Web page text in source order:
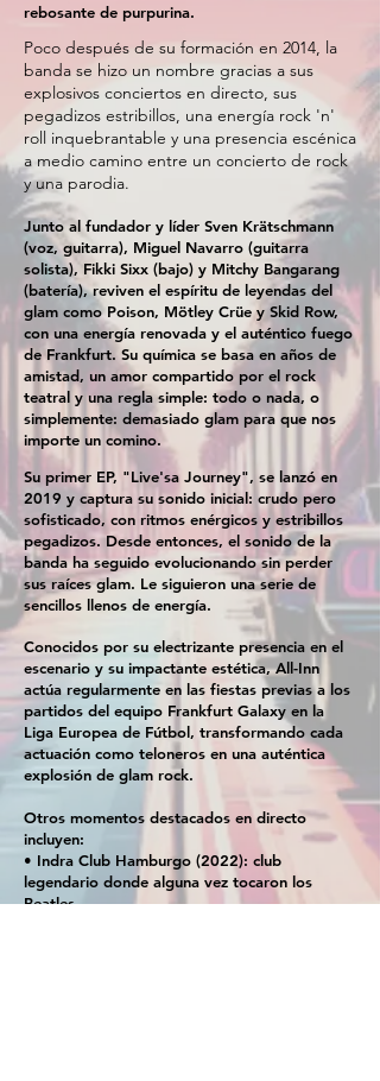
rebosante de purpurina.
Poco después de su formación en 2014, la
banda se hizo un nombre gracias a sus
explosivos conciertos en directo, sus
pegadizos estribillos, una energía rock 'n'
roll inquebrantable y una presencia escénica
a medio camino entre un concierto de rock
y una parodia.
Junto al fundador y líder Sven Krätschmann
(voz, guitarra), Miguel Navarro (guitarra
solista), Fikki Sixx (bajo) y Mitchy Bangarang
(batería), reviven el espíritu de leyendas del
glam como Poison, Mötley Crüe y Skid Row,
con una energía renovada y el auténtico fuego
de Frankfurt. Su química se basa en años de
amistad, un amor compartido por el rock
teatral y una regla simple: todo o nada, o
simplemente: demasiado glam para que nos
importe un comino.
Su primer EP, "Live'sa Journey", se lanzó en
2019 y captura su sonido inicial: crudo pero
sofisticado, con ritmos enérgicos y estribillos
pegadizos. Desde entonces, el sonido de la
banda ha seguido evolucionando sin perder
sus raíces glam. Le siguieron una serie de
sencillos llenos de energía.
Conocidos por su electrizante presencia en el
escenario y su impactante estética, All-Inn
actúa regularmente en las fiestas previas a los
partidos del equipo Frankfurt Galaxy en la
Liga Europea de Fútbol, transformando cada
actuación como teloneros en una auténtica
explosión de glam rock.
Otros momentos destacados en directo
incluyen:
• Indra Club Hamburgo (2022): club
legendario donde alguna vez tocaron los
Beatles.